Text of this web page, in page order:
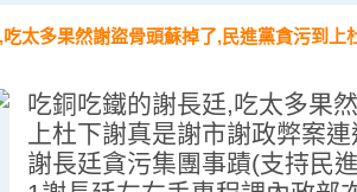
太多果然謝盜骨頭蘇掉了,民進黨貪污到
吃銅吃鐵的謝長廷,吃太多果
上杜下謝真是謝市謝政弊案
謝長廷貪污集團事蹟(支持民